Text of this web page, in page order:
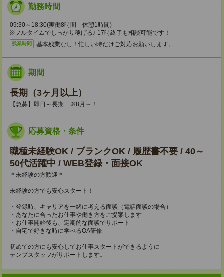
勤務時間
09:30～18:30(実働8時間 休憩1時間)
※フルタイムでしっかり稼げる♪ 17時終了も相談可能です！
残業時間 基本残業なし！忙しい時だけご対応お願いします。
期間
長期（3ヶ月以上）
【急募】即日～長期 ※8月～！
応募資格・条件
職種未経験OK / ブランクOK / 履歴書不要 / 40～
50代活躍中 / WEB登録・面接OK
＊未経験の方歓迎＊
未経験の方でも安心スタート！
・登録時、キャリアを一緒に考える面談（電話面談の場合）
・あなたに合ったお仕事や働き方をご提案します
・お仕事開始後も、定期的な面談でサポート
・自宅で好きな時に学べるOA研修
初めての方にも安心してお仕事スタートができるように
テンプスタッフがサポートします。